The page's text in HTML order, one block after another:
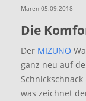
Maren 05.09.2018
Die
Der MIZUNO
ganz neu auf
was zeichnet